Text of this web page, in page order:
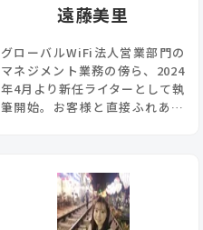
遠藤美里
グローバルWiFi法人営業部門の
マネジメント業務の傍ら、2024
年4月より新任ライターとして執
筆開始。お客様と直接ふれあう
のところ全敗中。海外旅行が大